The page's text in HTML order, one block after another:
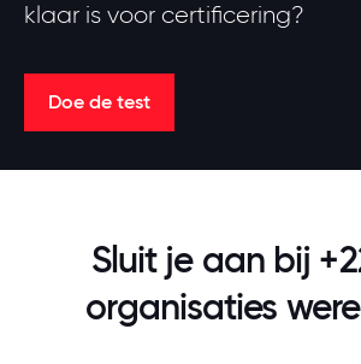
klaar is voor certificering?
Doe de test
Sluit je aan bij
organisaties